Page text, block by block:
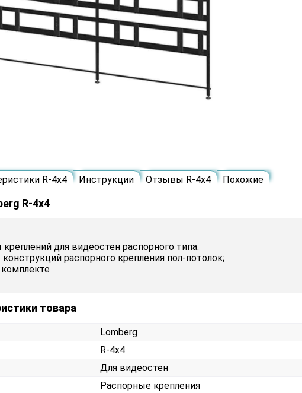
R-4х4 Инструкции Отзывы R-4х4 Похожие
R-4х4
для видеостен распорного типа.
распорного крепления пол-потолок;
товара
Lomberg
R-4х4
Для видеостен
Распорные крепления